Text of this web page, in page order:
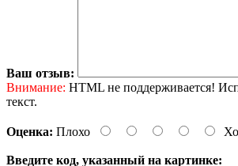
Ваш отзыв:
Внимание: HTML не поддерживается!
текст.
Оценка: Плохо
Введите код, указанный на картинке: